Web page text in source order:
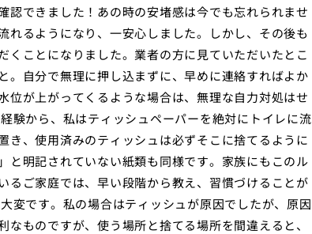
認できました！あの時の安堵感は今でも忘れられませ
るようになり、一安心しました。しかし、その後も
ことになりました。業者の方に見ていただいたとこ
。自分で無理に押し込まずに、早めに連絡すればよか
位が上がってくるような場合は、無理な自力対処はせ
験から、私はティッシュペーパーを絶対にトイレに流
き、使用済みのティッシュは必ずそこに捨てるように
と明記されていない紙類も同様です。家族にもこのル
るご家庭では、早い段階から教え、習慣づけることが
変です。私の場合はティッシュが原因でしたが、原因
ものですが、使う場所と捨てる場所を間違えると、